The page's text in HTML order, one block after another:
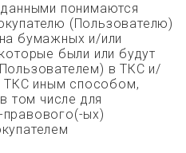
понимаются
(Пользователю)
бумажных и/или
были или будут
в ТКС и/
ТКС иным способом,
том числе для
ых)